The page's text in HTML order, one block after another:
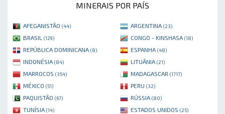
MINERAIS POR PAÍS
AFEGANISTÃO (44) ARGENTINA (23)
BRASIL (129) CONGO - KINSHASA (18)
REPÚBLICA DOMINICANA (8) ESPANHA (48)
INDONÉSIA (84) LITUÂNIA (21)
MARROCOS (354) MADAGASCAR (1717)
MÉXICO (51) PERU (32)
PAQUISTÃO (67) RÚSSIA (80)
TUNÍSIA (14) ESTADOS UNIDOS (25)